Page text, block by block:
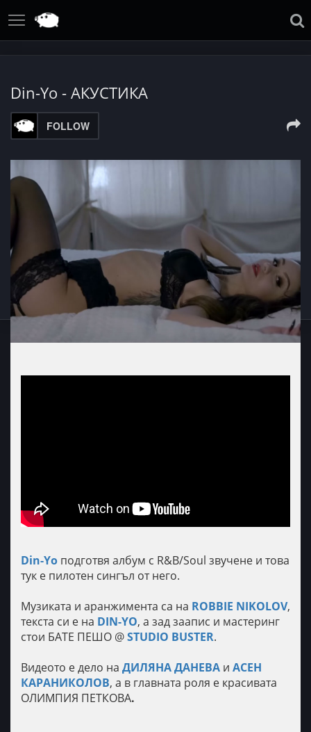
Din-Yo - АКУСТИКА
FOLLOW
Din-Yo подготвя албум с R&B/Soul звучене и това
тук е пилотен сингъл от него.
Mузиката и аранжимента са на ROBBIE NIKOLOV,
текста си е на DIN-YO, а зад заапис и мастеринг
стои БАТЕ ПЕШО @STUDIO BUSTER.
Видеото е дело на ДИЛЯНА ДАНЕВА и АСЕН
КАРАНИКОЛОВ, а в главната роля е красивата
ОЛИМПИЯ ПЕТКОВА.